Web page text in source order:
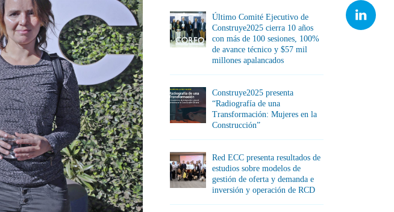
Último Comité Ejecutivo de
Construye2025 cierra 10 años
con más de 100 sesiones, 100%
de avance técnico y $57 mil
millones apalancados
Construye2025 presenta
“Radiografía de una
Transformación: Mujeres en la
Construcción”
Red ECC presenta resultados de
estudios sobre modelos de
gestión de oferta y demanda e
inversión y operación de RCD